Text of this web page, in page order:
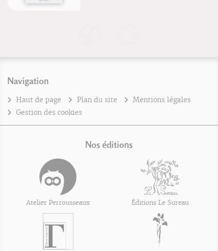
Navigation
Haut de page Plan du site
Mentions légales
Gestion des cookies
Nos éditions
Atelier Perrousseaux Éditions Le Sureau